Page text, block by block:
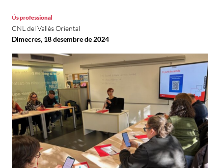
Ús professional
CNL del Vallès Oriental
Dimecres, 18 desembre de 2024